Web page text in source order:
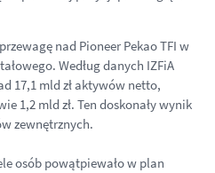
nad Pioneer Pekao TFI w
Według danych IZFiA
17,1 mld zł aktywów netto,
1,2 mld zł. Ten doskonały wynik
zewnętrznych.
osób powątpiewało w plan